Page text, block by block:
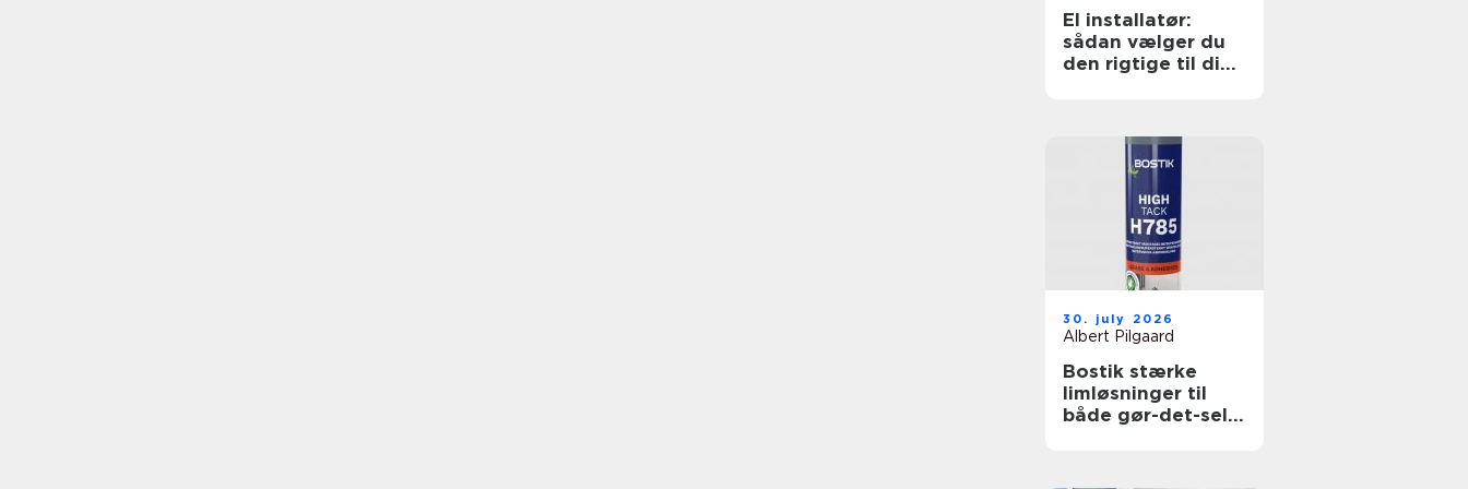
El installatør:
sådan vælger du
den rigtige til dine
30. july 2026
Albert Pilgaard
Bostik stærke
limløsninger til
både gør-det-selv